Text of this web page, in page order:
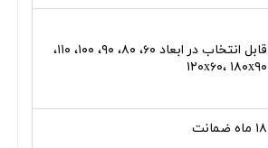
قابل انتخاب در ابعاد ۶۰، ۸۰، ۹۰، ۱۰۰، ۱۱۰،
۱۲۰x۶۰، ۱۸۰x۹۰
۱۸ ماه ضمانت